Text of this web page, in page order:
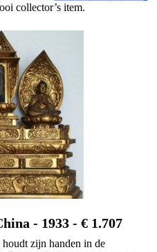
collector’s item.
- 1933 - € 1.707
houdt zijn handen in de